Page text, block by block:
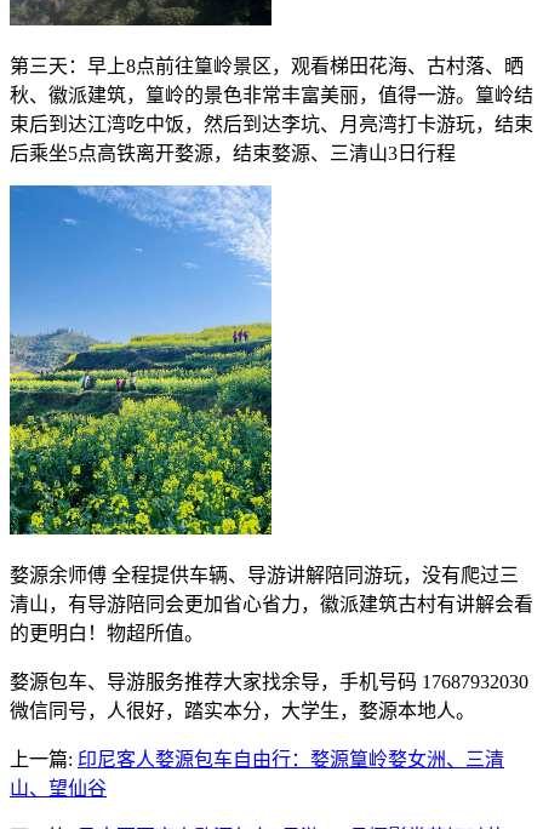
第三天：早上8点前往篁岭景区，观看梯田花海、古村落、晒
秋、徽派建筑，篁岭的景色非常丰富美丽，值得一游。篁岭结
束后到达江湾吃中饭，然后到达李坑、月亮湾打卡游玩，结束
后乘坐5点高铁离开婺源，结束婺源、三清山3日行程
婺源余师傅 全程提供车辆、导游讲解陪同游玩，没有爬过三
清山，有导游陪同会更加省心省力，徽派建筑古村有讲解会看
的更明白！物超所值。
婺源包车、导游服务推荐大家找余导，手机号码 17687932030
微信同号，人很好，踏实本分，大学生，婺源本地人。
上一篇: 印尼客人婺源包车自由行：婺源篁岭婺女洲、三清
山、望仙谷